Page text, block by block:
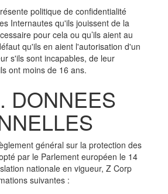
politique de confidentialité
Internautes qu'ils jouissent de la
pour cela ou qu’ils aient au
qu'ils en aient l'autorisation d'un
s'ils sont incapables, de leur
ont moins de 16 ans.
DONNEES
général sur la protection des
par le Parlement européen le 14
nationale en vigueur, Z Corp
suivantes :